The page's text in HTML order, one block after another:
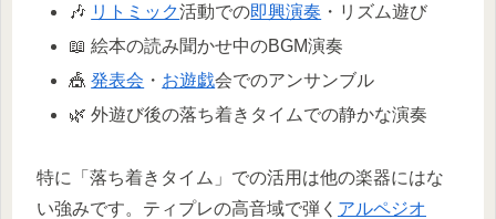
🎶 リトミック活動での即興演奏 ・リズム遊び
📖 絵本の読み聞かせ中のBGM演奏
🎪発表会 ・ お遊戯会でのアンサンブル
🌿 外遊び後の落ち着きタイムでの静かな演奏
特に「落ち着きタイム」での活用は他の楽器にはな
い強みです。ティプレの高音域で弾く アルペジオ